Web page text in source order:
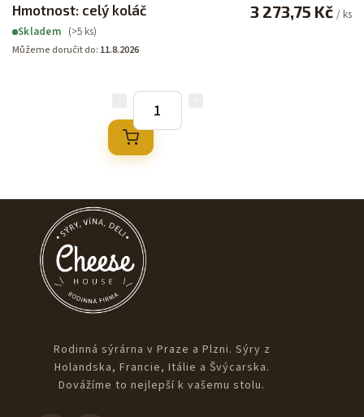
Hmotnost: celý koláč
Skladem (>5 ks)
Můžeme doručit do: 11.8.2026
3 273,75 Kč / ks
Rodinná sýrárna v Praze a Plzni. Sýry z
Holandska, Francie, Itálie a Švýcarska.
Dovážíme to nejlepší k vašemu stolu.